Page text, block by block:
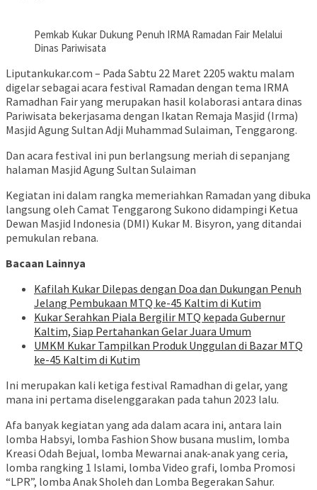
Pemkab Kukar Dukung Penuh IRMA Ramadan Fair Melalui
Dinas Pariwisata
Liputankukar.com – Pada Sabtu 22 Maret 2205 waktu malam
digelar sebagai acara festival Ramadan dengan tema IRMA
Ramadhan Fair yang merupakan hasil kolaborasi antara dinas
Pariwisata bekerjasama dengan Ikatan Remaja Masjid (Irma)
Masjid Agung Sultan Adji Muhammad Sulaiman, Tenggarong.
Dan acara festival ini pun berlangsung meriah di sepanjang
halaman Masjid Agung Sultan Sulaiman
Kegiatan ini dalam rangka memeriahkan Ramadan yang dibuka
langsung oleh Camat Tenggarong Sukono didampingi Ketua
Dewan Masjid Indonesia (DMI) Kukar M. Bisyron, yang ditandai
pemukulan rebana.
Bacaan Lainnya
Kafilah Kukar Dilepas dengan Doa dan Dukungan Penuh
Jelang Pembukaan MTQ ke-45 Kaltim di Kutim
Kukar Serahkan Piala Bergilir MTQ kepada Gubernur
Kaltim, Siap Pertahankan Gelar Juara Umum
UMKM Kukar Tampilkan Produk Unggulan di Bazar MTQ
ke-45 Kaltim di Kutim
Ini merupakan kali ketiga festival Ramadhan di gelar, yang
mana ini pertama diselenggarakan pada tahun 2023 lalu.
Afa banyak kegiatan yang ada dalam acara ini, antara lain
lomba Habsyi, lomba Fashion Show busana muslim, lomba
Kreasi Odah Bejual, lomba Mewarnai anak-anak yang ceria,
lomba rangking 1 Islami, lomba Video grafi, lomba Promosi
“LPR”, lomba Anak Sholeh dan Lomba Begerakan Sahur.